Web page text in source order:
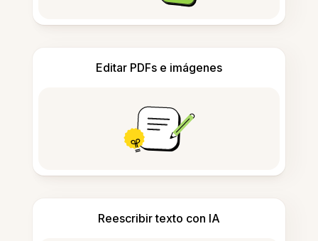
Editar PDFs e imágenes
Reescribir texto con IA